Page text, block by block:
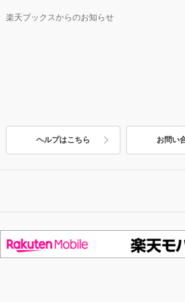
楽天ブックスからのお知らせ
ヘルプはこちら お問い